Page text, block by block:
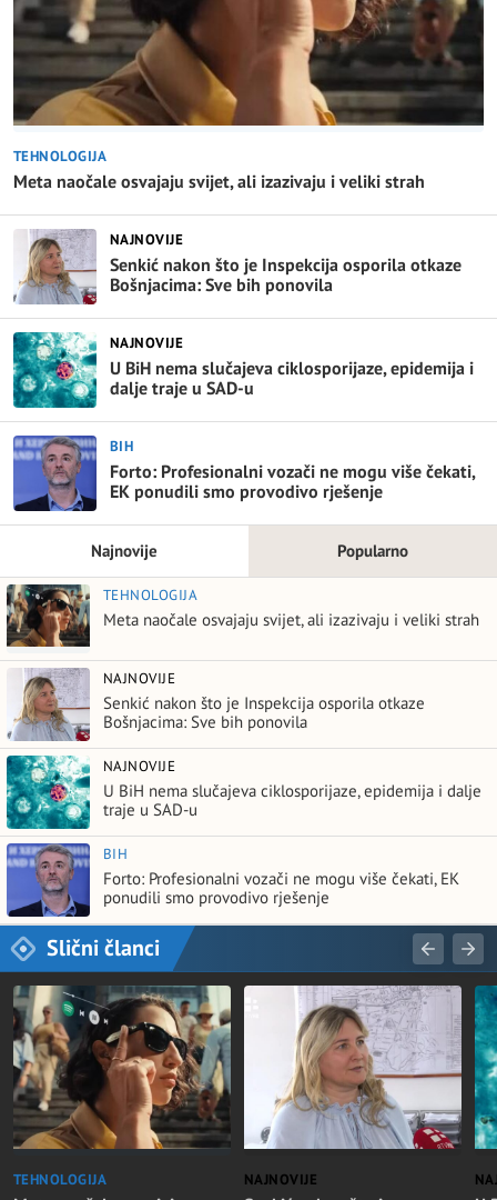
TEHNOLOGIJA
Meta naočale osvajaju svijet, ali izazivaju i veliki strah
NAJNOVIJE
Senkić nakon što je Inspekcija osporila otkaze
Bošnjacima: Sve bih ponovila
NAJNOVIJE
U BiH nema slučajeva ciklosporijaze, epidemija i
dalje traje u SAD-u
BIH
Forto: Profesionalni vozači ne mogu više čekati,
EK ponudili smo provodivo rješenje
Najnovije Popularno
TEHNOLOGIJA
Meta naočale osvajaju svijet, ali izazivaju i veliki strah
NAJNOVIJE
Senkić nakon što je Inspekcija osporila otkaze
Bošnjacima: Sve bih ponovila
NAJNOVIJE
U BiH nema slučajeva ciklosporijaze, epidemija i dalje
traje u SAD-u
BIH
Forto: Profesionalni vozači ne mogu više čekati, EK
ponudili smo provodivo rješenje
Slični članci
TEHNOLOGIJA NAJNOVIJE